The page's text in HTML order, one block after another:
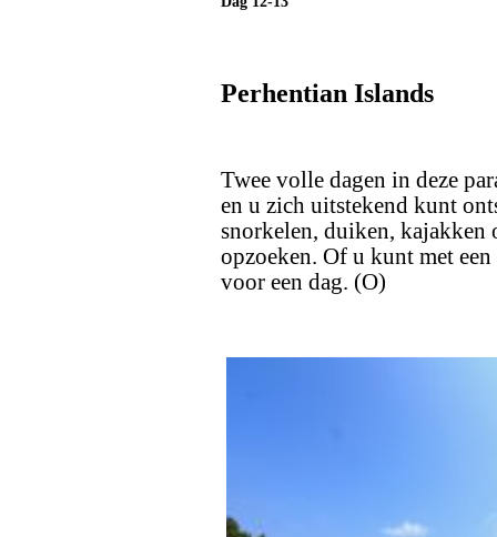
Perhentian Islands
Twee volle dagen in deze
en u zich uitstekend kunt
snorkelen, duiken, kajakken
opzoeken. Of u kunt met
voor een dag. (O)